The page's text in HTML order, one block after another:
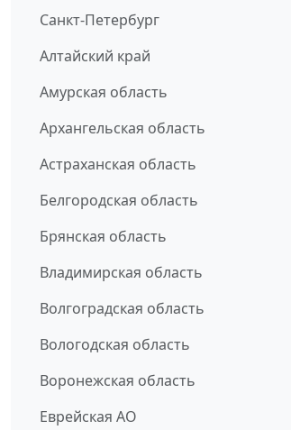
Санкт-Петербург
Алтайский край
Амурская область
Архангельская область
Астраханская область
Белгородская область
Брянская область
Владимирская область
Волгоградская область
Вологодская область
Воронежская область
Еврейская АО